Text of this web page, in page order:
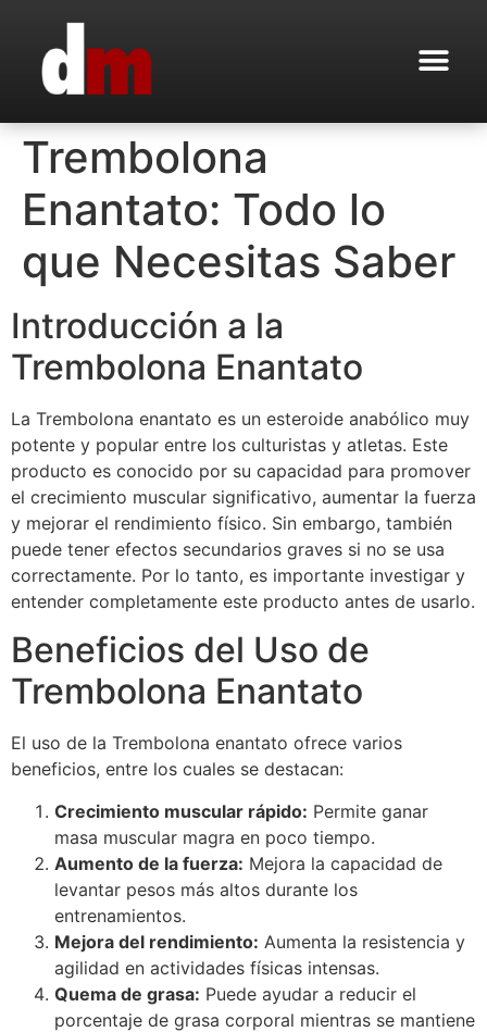
Trembolona
Enantato: Todo lo
que Necesitas Saber
Introducción a la
Trembolona Enantato
La Trembolona enantato es un esteroide anabólico muy
potente y popular entre los culturistas y atletas. Este
producto es conocido por su capacidad para promover
el crecimiento muscular significativo, aumentar la fuerza
y mejorar el rendimiento físico. Sin embargo, también
puede tener efectos secundarios graves si no se usa
correctamente. Por lo tanto, es importante investigar y
entender completamente este producto antes de usarlo.
Beneficios del Uso de
Trembolona Enantato
El uso de la Trembolona enantato ofrece varios
beneficios, entre los cuales se destacan:
Crecimiento muscular rápido: Permite ganar
masa muscular magra en poco tiempo.
Aumento de la fuerza: Mejora la capacidad de
levantar pesos más altos durante los
entrenamientos.
Mejora del rendimiento: Aumenta la resistencia y
agilidad en actividades físicas intensas.
Quema de grasa: Puede ayudar a reducir el
porcentaje de grasa corporal mientras se mantiene